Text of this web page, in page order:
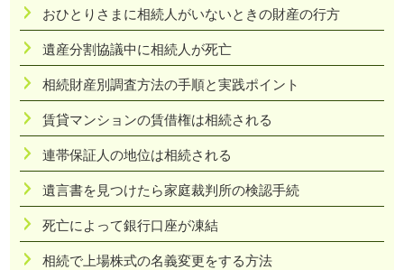
おひとりさまに相続人がいないときの財産の行方
遺産分割協議中に相続人が死亡
相続財産別調査方法の手順と実践ポイント
賃貸マンションの賃借権は相続される
連帯保証人の地位は相続される
遺言書を見つけたら家庭裁判所の検認手続
死亡によって銀行口座が凍結
相続で上場株式の名義変更をする方法